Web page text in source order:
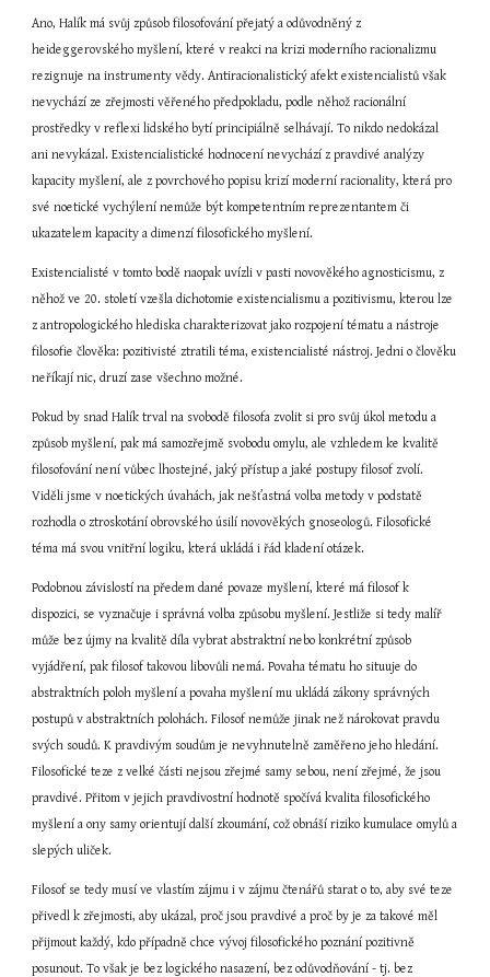
Ano, Halík má svůj způsob filosofování přejatý a odůvodněný z
heideggerovského myšlení, které v reakci na krizi moderního racionalizmu
rezignuje na instrumenty vědy. Antiracionalistický afekt existencialistů však
nevychází ze zřejmosti věřeného předpokladu, podle něhož racionální
prostředky v reflexi lidského bytí principiálně selhávají. To nikdo nedokázal
ani nevykázal. Existencialistické hodnocení nevychází z pravdivé analýzy
kapacity myšlení, ale z povrchového popisu krizí moderní racionality, která pro
své noetické vychýlení nemůže být kompetentním reprezentantem či
ukazatelem kapacity a dimenzí filosofického myšlení.
Existencialisté v tomto bodě naopak uvízli v pasti novověkého agnosticismu, z
něhož ve 20. století vzešla dichotomie existencialismu a pozitivismu, kterou lze
z antropologického hlediska charakterizovat jako rozpojení tématu a nástroje
filosofie člověka: pozitivisté ztratili téma, existencialisté nástroj. Jedni o člověku
neříkají nic, druzí zase všechno možné.
Pokud by snad Halík trval na svobodě filosofa zvolit si pro svůj úkol metodu a
způsob myšlení, pak má samozřejmě svobodu omylu, ale vzhledem ke kvalitě
filosofování není vůbec lhostejné, jaký přístup a jaké postupy filosof zvolí.
Viděli jsme v noetických úvahách, jak nešťastná volba metody v podstatě
rozhodla o ztroskotání obrovského úsilí novověkých gnoseologů. Filosofické
téma má svou vnitřní logiku, která ukládá i řád kladení otázek.
Podobnou závislostí na předem dané povaze myšlení, které má filosof k
dispozici, se vyznačuje i správná volba způsobu myšlení. Jestliže si tedy malíř
může bez újmy na kvalitě díla vybrat abstraktní nebo konkrétní způsob
vyjádření, pak filosof takovou libovůli nemá. Povaha tématu ho situuje do
abstraktních poloh myšlení a povaha myšlení mu ukládá zákony správných
postupů v abstraktních polohách. Filosof nemůže jinak než nárokovat pravdu
svých soudů. K pravdivým soudům je nevyhnutelně zaměřeno jeho hledání.
Filosofické teze z velké části nejsou zřejmé samy sebou, není zřejmé, že jsou
pravdivé. Přitom v jejich pravdivostní hodnotě spočívá kvalita filosofického
myšlení a ony samy orientují další zkoumání, což obnáší riziko kumulace omylů a
slepých uliček.
Filosof se tedy musí ve vlastím zájmu i v zájmu čtenářů starat o to, aby své teze
přivedl k zřejmosti, aby ukázal, proč jsou pravdivé a proč by je za takové měl
přijmout každý, kdo případně chce vývoj filosofického poznání pozitivně
posunout. To však je bez logického nasazení, bez odůvodňování - tj. bez